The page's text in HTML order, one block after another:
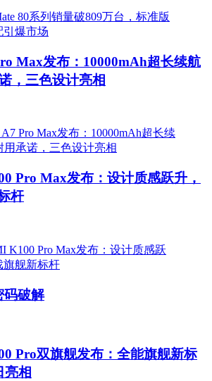
Max发布：10000mAh超长续航
，三色设计亮相
Pro Max发布：设计质感跃升，
杆
码破解
Pro双旗舰发布：全能旗舰新标
亮相